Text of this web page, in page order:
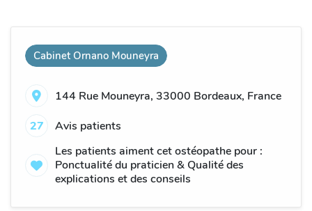
Cabinet Ornano Mouneyra
144 Rue Mouneyra, 33000 Bordeaux, France
27
Avis patients
Les patients aiment cet ostéopathe pour :
Ponctualité du praticien & Qualité des
explications et des conseils